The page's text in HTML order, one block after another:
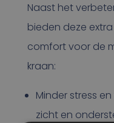
Naast het
bieden deze
comfort voor de
kraan:
Minder stress
zicht en